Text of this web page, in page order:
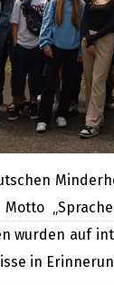
wurden auf
in